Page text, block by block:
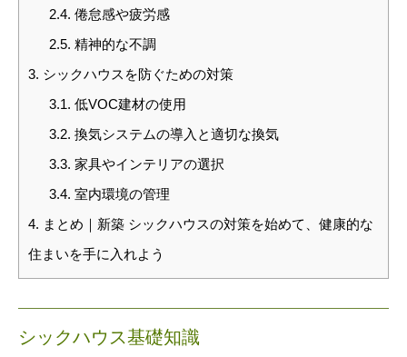
2.4. 倦怠感や疲労感
2.5. 精神的な不調
3. シックハウスを防ぐための対策
3.1. 低VOC建材の使用
3.2. 換気システムの導入と適切な換気
3.3. 家具やインテリアの選択
3.4. 室内環境の管理
4. まとめ｜新築 シックハウスの対策を始めて、健康的な
住まいを手に入れよう
シックハウス基礎知識